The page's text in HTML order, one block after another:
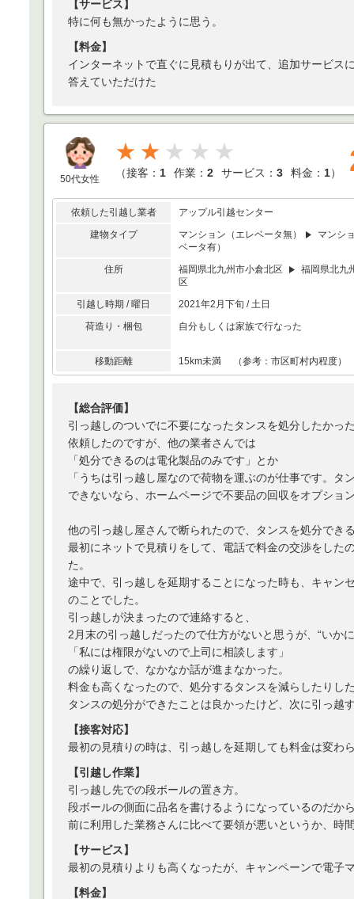
【サービス】
特に何も無かったように思う。
【料金】
インターネットで直ぐに見積もりが出て、追加サービス
答えていただけた
50代女性
★★
（接客： 1 作業： 2 サービス： 3 料金： 1）
依頼した引越し業者
アップル引越センター
建物タイプ
マンション（エレベータ無）
マンシ
ベータ有）
住所
福岡県北九州市小倉北区
福岡県北九
区
引越し時期 / 曜日
2021年2月下旬 / 土日
荷造り・梱包
自分もしくは家族で行なった
移動距離 15km未満 （参考：市区町村内程度）
【総合評価】
引っ越しのついでに不要になったタンスを処分したかっ
依頼したのですが、他の業者さんでは
「処分できるのは電化製品のみです」とか
「うちは引っ越し屋なので荷物を運ぶのが仕事です。
できないなら、ホームページで不要品の回収をオプショ
他の引っ越し屋さんで断られたので、タンスを処分でき
最初にネットで見積りをして、電話で料金の交渉をした
た。
途中で、引っ越しを延期することになった時も、キャン
のことでした。
引っ越しが決まったので連絡すると、
2月末の引っ越しだったので仕方がないと思うが、“いか
「私には権限がないので上司に相談します」
の繰り返しで、なかなか話が進まなかった。
料金も高くなったので、処分するタンスを減らしたりし
タンスの処分ができたことは良かったけど、次に引っ越
【接客対応】
最初の見積りの時は、引っ越しを延期しても料金は変わ
【引越し作業】
引っ越し先での段ボールの置き方。
段ボールの側面に品名を書けるようになっているのだか
前に利用した業務さんに比べて要領が悪いというか、時
【サービス】
最初の見積りよりも高くなったが、キャンペーンで電子
【料金】